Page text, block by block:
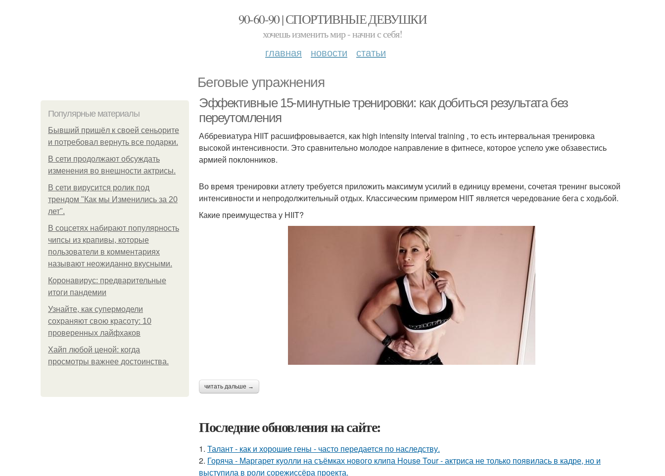
90-60-90 | СПОРТИВНЫЕ ДЕВУШКИ
хочешь изменить мир - начни с себя!
главная новости статьи
Беговые упражнения
Популярные материалы
Бывший пришёл к своей сеньорите
и потребовал вернуть все подарки.
В сети продолжают обсуждать
изменения во внешности актрисы.
В сети вирусится ролик под
трендом "Как мы Изменились за 20
лет".
В соцсетях набирают популярность
чипсы из крапивы, которые
пользователи в комментариях
называют неожиданно вкусными.
Коронавирус: предварительные
итоги пандемии
Узнайте, как супермодели
сохраняют свою красоту: 10
проверенных лайфхаков
Хайп любой ценой: когда
просмотры важнее достоинства.
Эффективные 15-минутные тренировки: как добиться результата без
переутомления
Аббревиатура HIIT расшифровывается, как high intensity interval training , то есть интервальная тренировка ​
высокой интенсивности. Это сравнительно молодое направление в фитнесе, которое успело уже обзавестись
армией поклонников.
Во время тренировки атлету требуется приложить максимум усилий в единицу времени, сочетая тренинг высокой
интенсивности и непродолжительный отдых. Классическим примером HIIT является чередование бега с ходьбой.
Какие преимущества у HIIT?
читать дальше →
Последние обновления на сайте:
1. Талант - как и хорошие гены - часто передается по наследству.
2. Горяча - Маргарет куолли на съёмках нового клипа House Tour - актриса не только появилась в кадре, но и
выступила в роли сорежиссёра проекта.